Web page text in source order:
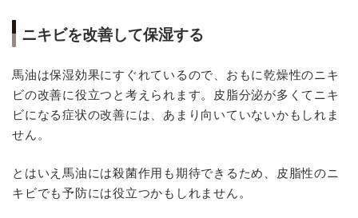
ニキビを改善して保湿する
馬油は保湿効果にすぐれているので、おもに乾燥性のニキ
ビの改善に役立つと考えられます。皮脂分泌が多くてニキ
ビになる症状の改善には、あまり向いていないかもしれま
せん。
とはいえ馬油には殺菌作用も期待できるため、皮脂性のニ
キビでも予防には役立つかもしれません。